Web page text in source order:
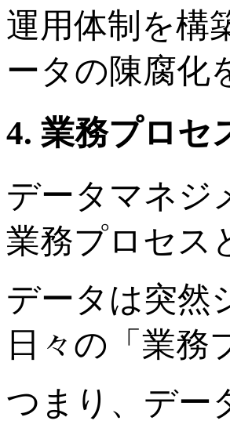
運用体制を構
ータの陳腐化
4. 業務プロセ
データマネジ
業務プロセス
データは突然
日々の「業務
つまり、デー